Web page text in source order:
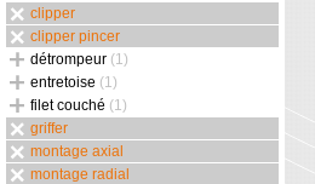
clipper
clipper pincer
détrompeur (1)
entretoise (1)
filet couché (1)
griffer
montage axial
montage radial